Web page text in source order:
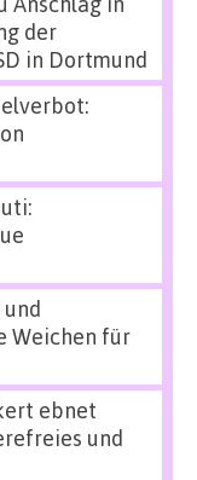
der
in Dortmund
Weichen für
ebnet
und